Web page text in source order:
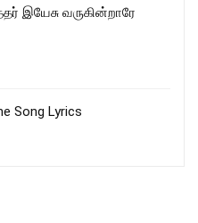
இயேசு வருகின்றாரே
Song Lyrics